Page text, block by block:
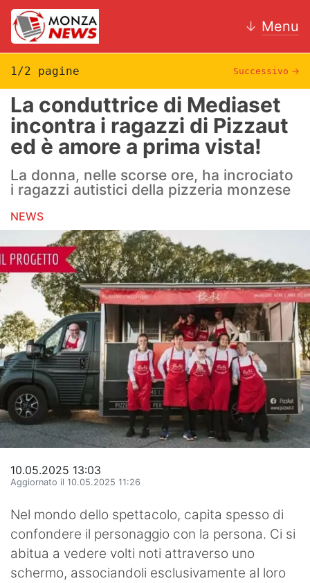
↓ Menu
News
AC Monza
Calcio
Motori
Hockey
Altri sport
Hockey
Pallanuoto
Pallamano
Altre
News
Turismo
Eventi
1/2 pagine Successivo →
La conduttrice di Mediaset
incontra i ragazzi di Pizzaut
ed è amore a prima vista!
La donna, nelle scorse ore, ha incrociato
i ragazzi autistici della pizzeria monzese
NEWS
10.05.2025 13:03
Aggiornato il 10.05.2025 11:26
Nel mondo dello spettacolo, capita spesso di
confondere il personaggio con la persona. Ci si
abitua a vedere volti noti attraverso uno
schermo, associandoli esclusivamente al loro